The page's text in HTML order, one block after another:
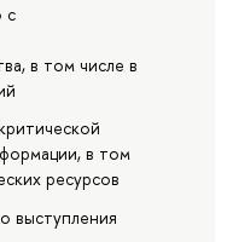
с
в том числе в
в том
ресурсов
выступления